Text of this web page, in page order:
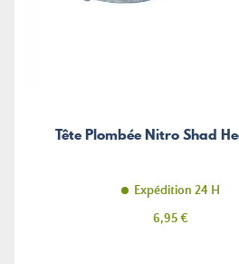
Tête Plombée Nitro Shad
Expédition 24 H
Prix
6,95 €